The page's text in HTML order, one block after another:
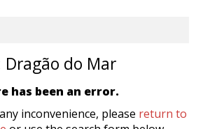
Dragão do Mar
has been an error.
inconvenience, please return to